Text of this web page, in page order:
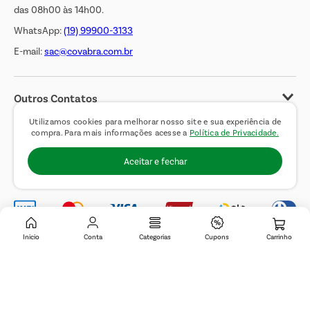
Utilizamos cookies para melhorar nosso site e sua experiência de
compra. Para mais informações acesse a Política de Privacidade.
Aceitar e fechar
Inicio Conta Categorias Cupons
das 08h00 às 14h00.
WhatsApp:(19) 99900-3133
E-mail:sac@covabra.com.br
Outros Contatos
Negócios Imobiliários
Trabalhe Conosco